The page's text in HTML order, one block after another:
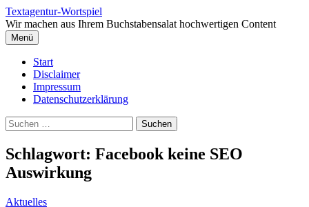
Springe
zum
Inhalt
Textagentur-Wortspiel
Wir machen aus Ihrem Buchstabensalat hochwertigen Content
Menü
Start
Disclaimer
Impressum
Datenschutzerklärung
Suchen
nach:
Schlagwort: Facebook keine SEO
Auswirkung
Aktuelles